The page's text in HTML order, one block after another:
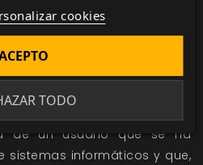
que propone interpretar el
programas en cualquier
puede ser un programa
complejo, un avatar
de un usuario que se ha
sistemas informáticos y que,
cookies
TODO